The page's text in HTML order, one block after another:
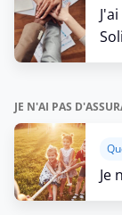
JE N'AI PAS
Je